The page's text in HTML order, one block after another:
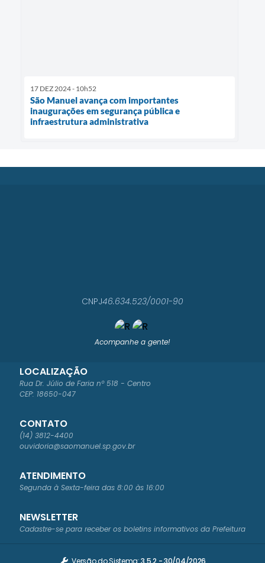
17 DEZ 2024 - 10h52
São Manuel avança com importantes
inaugurações em segurança pública e
infraestrutura administrativa
Acompanhe a gente!
LOCALIZAÇÃO
Rua Dr. Júlio de Faria nº 518 - Centro
CEP: 18650-047
CONTATO
(14) 3812-4400
ouvidoria@saomanuel.sp.gov.br
ATENDIMENTO
Segunda à Sexta-feira das 8:00 às 16:00
CNPJ46.634.523/0001-90
NEWSLETTER
Cadastre-se para receber os boletins informativos da Prefeitura
Versão do Sistema:3.5.2 - 30/04/2026